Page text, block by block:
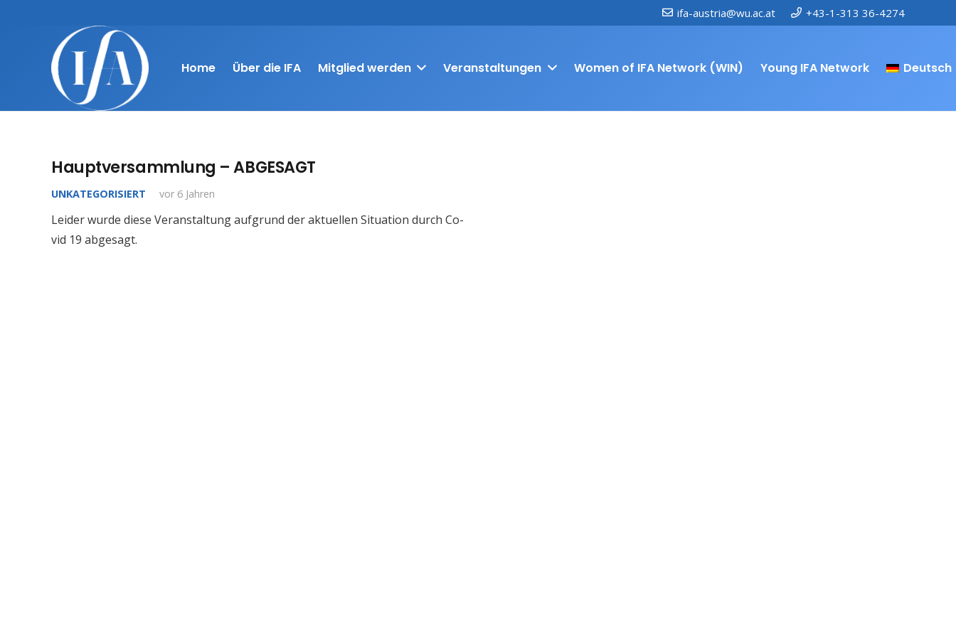
ifa-austria@wu.ac.at +43-1-313 36-4274
Home Über die IFA Mitglied werden Veranstaltungen Women of IFA Network (WIN) Young IFA Network Deutsch
Hauptversammlung – ABGESAGT
UNKATEGORISIERT vor 6 Jahren
Leider wurde diese Veranstaltung aufgrund der aktuellen Situation durch Co-
vid 19 abgesagt.